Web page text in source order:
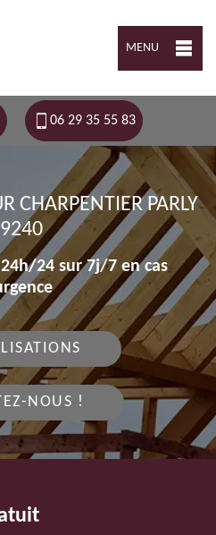
MENU
06 29 35 55 83
CHARPENTIER PARLY
24 sur 7j/7 en cas
NOUS !